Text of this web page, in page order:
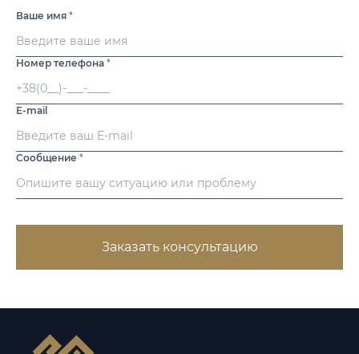
Ваше имя *
Номер телефона *
E-mail
Сообщение *
Заказать консультацию